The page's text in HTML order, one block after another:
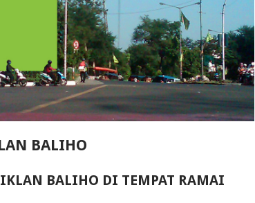
BALIHO
IKLAN BALIHO DI TEMPAT RAMAI